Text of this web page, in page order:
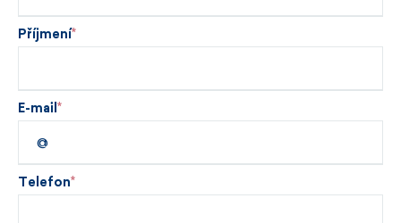
Příjmení
E-mail
Telefon